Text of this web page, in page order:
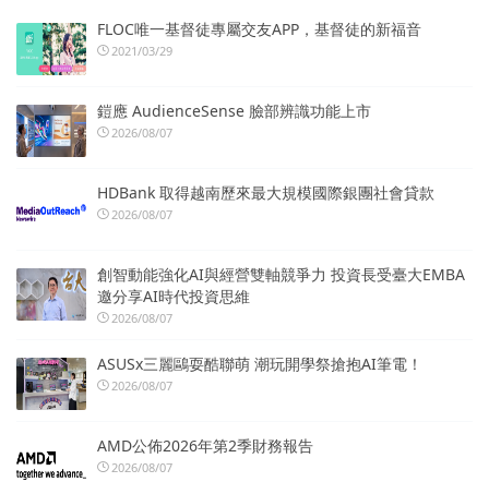
FLOC唯一基督徒專屬交友APP，基督徒的新福音
2021/03/29
鎧應 AudienceSense 臉部辨識功能上市
2026/08/07
HDBank 取得越南歷來最大規模國際銀團社會貸款
2026/08/07
創智動能強化AI與經營雙軸競爭力 投資長受臺大EMBA
邀分享AI時代投資思維
2026/08/07
ASUSx三麗鷗耍酷聯萌 潮玩開學祭搶抱AI筆電！
2026/08/07
AMD公佈2026年第2季財務報告
2026/08/07